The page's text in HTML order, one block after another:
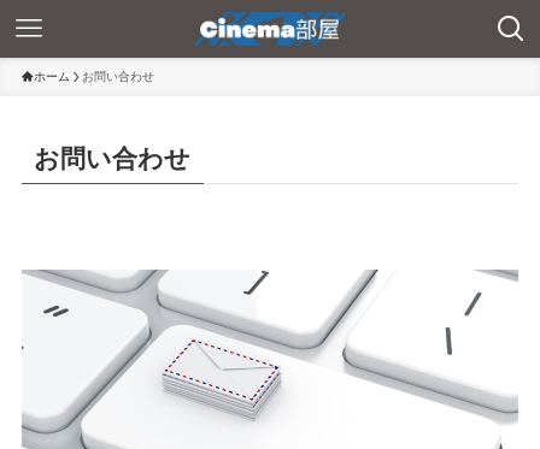
ホーム お問い合わせ
お問い合わせ